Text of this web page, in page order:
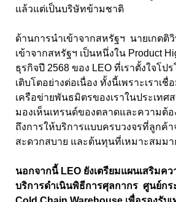
แล้วแต่เป็นบริษัทข้ามชาติ
ด้านการนำเข้าจากสหรัฐฯ นายเกตติ
เข้าจากสหรัฐฯ เป็นหนึ่งใน Product
ธุรกิจปี 2568 ของ LEO ที่เราตั้งใจโป
เติบโตอย่างต่อเนื่อง ทั้งนี้เพราะเราเ
เครือข่ายพันธมิตรของเราในประเทศ
มองเห็นเทรนด์ของตลาดและความต้
ถึงการให้บริการแบบครบวงจรที่ลูกค้า
สะดวกสบาย และต้นทุนที่เหมาะส
นอกจากนี้ LEO ยังเตรียมแผนเสริมค
บริการดำเนินพิธีการศุลกากร ศูนย์กร